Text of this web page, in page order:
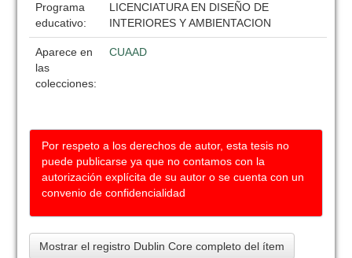
Programa
educativo:
LICENCIATURA EN DISEÑO DE
INTERIORES Y AMBIENTACION
Aparece en
las
colecciones:
CUAAD
Por respeto a los derechos de autor, esta tesis no
puede publicarse ya que no contamos con la
autorización explícita de su autor o se cuenta con un
convenio de confidencialidad
Mostrar el registro Dublin Core completo del ítem